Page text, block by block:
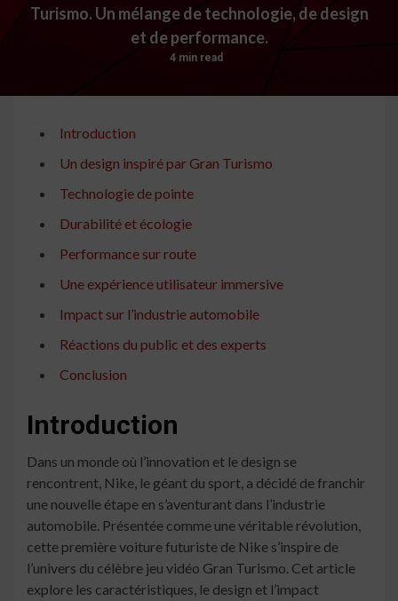
Turismo. Un mélange de technologie, de design
et de performance.
4 min read
Introduction
Un design inspiré par Gran Turismo
Technologie de pointe
Durabilité et écologie
Performance sur route
Une expérience utilisateur immersive
Impact sur l’industrie automobile
Réactions du public et des experts
Conclusion
Introduction
Dans un monde où l’innovation et le design se
rencontrent, Nike, le géant du sport, a décidé de franchir
une nouvelle étape en s’aventurant dans l’industrie
automobile. Présentée comme une véritable révolution,
cette première voiture futuriste de Nike s’inspire de
l’univers du célèbre jeu vidéo Gran Turismo. Cet article
explore les caractéristiques, le design et l’impact